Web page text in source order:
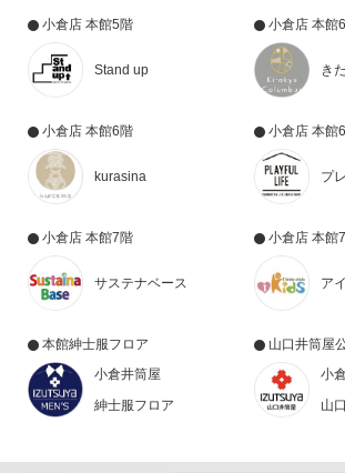
小倉店 本館5階
Stand up
小倉店 本館
き
小倉店 本館6階
kurasina
小倉店 本館
プ
小倉店 本館7階
サステナベース
小倉店 本館
ア
本館紳士服フロア
小倉井筒屋
紳士服フロア
山口井筒屋
小
山